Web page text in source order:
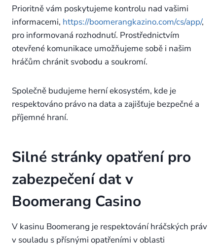
Prioritně vám poskytujeme kontrolu nad vašimi
informacemi, https://boomerangkazino.com/cs/app/,
pro informovaná rozhodnutí. Prostřednictvím
otevřené komunikace umožňujeme sobě i našim
hráčům chránit svobodu a soukromí.
Společně budujeme herní ekosystém, kde je
respektováno právo na data a zajišťuje bezpečné a
příjemné hraní.
Silné stránky opatření pro
zabezpečení dat v
Boomerang Casino
V kasinu Boomerang je respektování hráčských práv
v souladu s přísnými opatřeními v oblasti